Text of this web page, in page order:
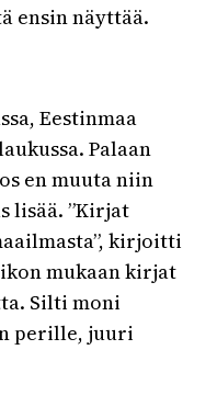
ensin näyttää.
Eestinmaa
Palaan
en muuta niin
lisää. ”Kirjat
kirjoitti
mukaan kirjat
Silti moni
perille, juuri